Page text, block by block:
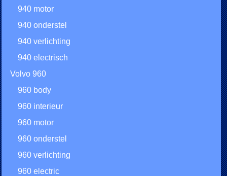
940 motor
940 onderstel
940 verlichting
940 electrisch
Volvo 960
960 body
960 interieur
960 motor
960 onderstel
960 verlichting
960 electric